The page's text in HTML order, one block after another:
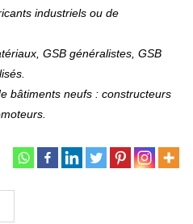
industriels ou de
GSB généralistes, GSB
bâtiments neufs : constructeurs